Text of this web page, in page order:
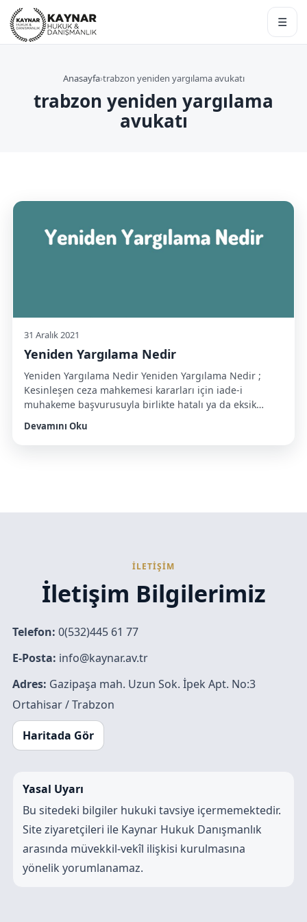
☰
Anasayfa›trabzon yeniden yargılama avukatı
trabzon yeniden yargılama
avukatı
31 Aralık 2021
Yeniden Yargılama Nedir
Yeniden Yargılama Nedir Yeniden Yargılama Nedir ;
Kesinleşen ceza mahkemesi kararları için iade-i
muhakeme başvurusuyla birlikte hatalı ya da eksik
hüküm sonucunda “mağdur” olan sanıklar yeniden
yargılanma imkanı elde etmekte ve bu imkan sayesinde
Devamını Oku
İLETİŞİM
İletişim Bilgilerimiz
Telefon: 0(532)445 61 77
E-Posta: info@kaynar.av.tr
Adres: Gazipaşa mah. Uzun Sok. İpek Apt. No:3
Ortahisar / Trabzon
Haritada Gör
Yasal Uyarı
Bu sitedeki bilgiler hukuki tavsiye içermemektedir.
Site ziyaretçileri ile Kaynar Hukuk Danışmanlık
arasında müvekkil-vekîl ilişkisi kurulmasına
yönelik yorumlanamaz.